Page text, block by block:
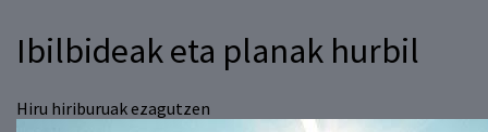
Ibilbideak eta planak hurbil
Hiru hiriburuak ezagutzen